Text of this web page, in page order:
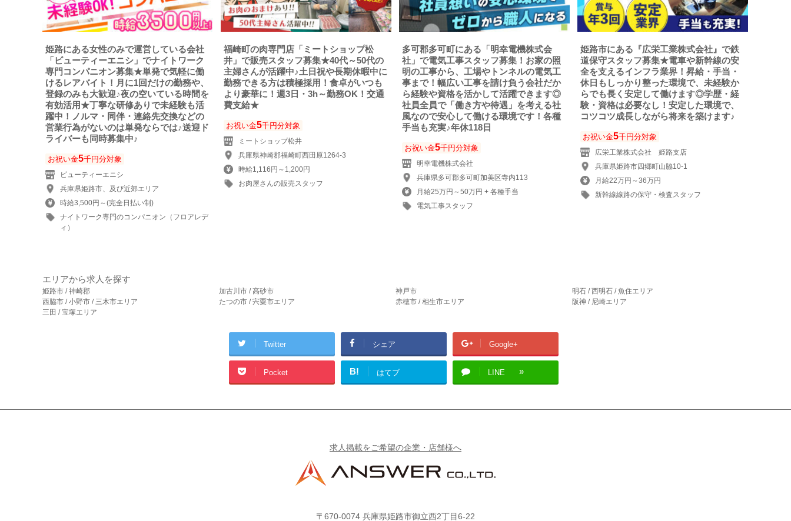
姫路にある女性のみで運営している会社
「ビューティーエニシ」でナイトワーク
専門コンパニオン募集★単発で気軽に働
けるレアバイト！月に1回だけの勤務や、
登録のみも大歓迎♪夜の空いている時間を
有効活用★丁寧な研修ありで未経験も活
躍中！ノルマ・同伴・連絡先交換などの
営業行為がないのは単発ならでは♪送迎ド
ライバーも同時募集中♪
お祝い金5千円分対象
ビューティーエニシ
兵庫県姫路市、及び近郊エリア
時給3,500円～(完全日払い制)
ナイトワーク専門のコンパニオン（フロアレデ
ィ）
福崎町の肉専門店「ミートショップ松
井」で販売スタッフ募集★40代～50代の
主婦さんが活躍中♪土日祝や長期休暇中に
勤務できる方は積極採用！食卓がいつも
より豪華に！週3日・3h～勤務OK！交通
費支給★
お祝い金5千円分対象
ミートショップ松井
兵庫県神崎郡福崎町西田原1264-3
時給1,116円～1,200円
お肉屋さんの販売スタッフ
多可郡多可町にある「明幸電機株式会
社」で電気工事スタッフ募集！お家の照
明の工事から、工場やトンネルの電気工
事まで！幅広い工事を請け負う会社だか
ら経験や資格を活かして活躍できます◎
社員全員で「働き方や待遇」を考える社
風なので安心して働ける環境です！各種
手当も充実♪年休118日
お祝い金5千円分対象
明幸電機株式会社
兵庫県多可郡多可町加美区寺内113
月給25万円～50万円 + 各種手当
電気工事スタッフ
姫路市にある『広栄工業株式会社』で鉄
道保守スタッフ募集★電車や新幹線の安
全を支えるインフラ業界！昇給・手当・
休日もしっかり整った環境で、未経験か
らでも長く安定して働けます◎学歴・経
験・資格は必要なし！安定した環境で、
コツコツ成長しながら将来を築けます♪
お祝い金5千円分対象
広栄工業株式会社 姫路支店
兵庫県姫路市四郷町山脇10-1
月給22万円～36万円
新幹線線路の保守・検査スタッフ
エリアから求人を探す
姫路市 / 神崎郡 加古川市 / 高砂市 神戸市
明石 / 西明石 / 魚住エリア
西脇市 / 小野市 / 三木市エリア
たつの市 / 宍粟市エリア 赤穂市 / 相生市エリア
阪神 / 尼崎エリア
三田 / 宝塚エリア
Twitter シェア Google+
Pocket B! はてブ LINE
求人掲載をご希望の企業・店舗様へ
〒670-0074 兵庫県姫路市御立西2丁目6-22